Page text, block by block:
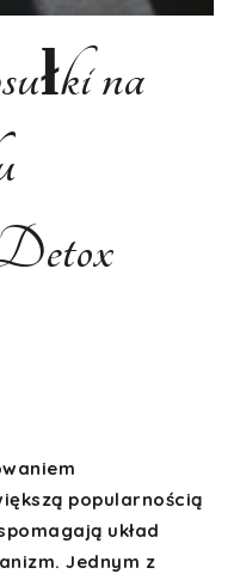
na
popularnością
układ
Jednym z